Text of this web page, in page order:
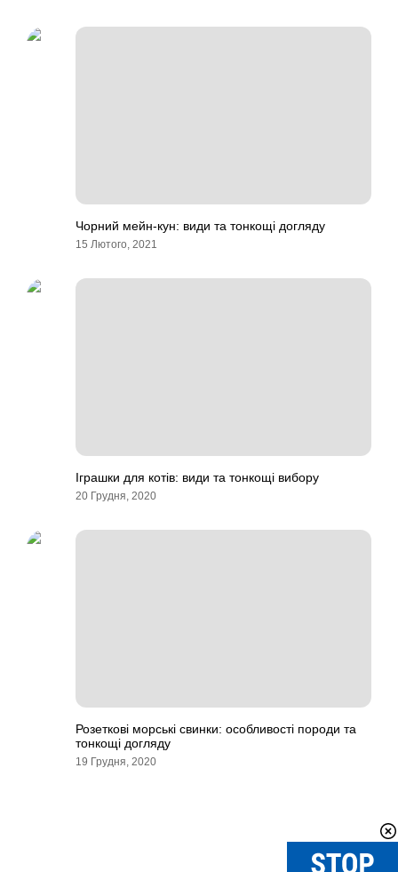
Чорний мейн-кун: види та тонкощі догляду
15 Лютого, 2021
Іграшки для котів: види та тонкощі вибору
20 Грудня, 2020
Розеткові морські свинки: особливості породи та
тонкощі догляду
19 Грудня, 2020